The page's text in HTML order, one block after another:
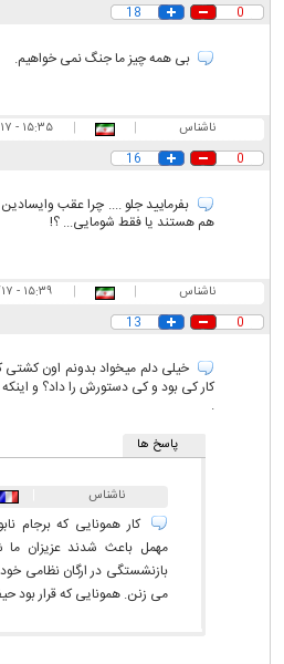
0
18
بی همه چیز ما جنگ نمی خواهیم.
ناشناس |
|
۱۵:۳۵ - ۱۴۰۵/۰۴/۱۷
0
16
بفرمایید جلو .... چرا عقب
هم هستند یا فقط شومایی... ؟!
ناشناس |
|
۱۵:۳۹ - ۱۴۰۵/۰۴/۱۷
0
13
خیلی دلم میخواد بدونم اون
کار کی بود و کی دستورش را داد؟ و
.
پاسخ ها
ناشناس
کار همونایی که برجام
مهمل باعث شدند عزیزان ما
بازنشستگی در ارگان نظامی
می زنن. همونایی که قرار بود